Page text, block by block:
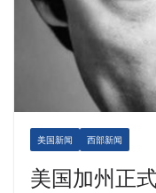
美国新闻 西部新闻
美国加州正